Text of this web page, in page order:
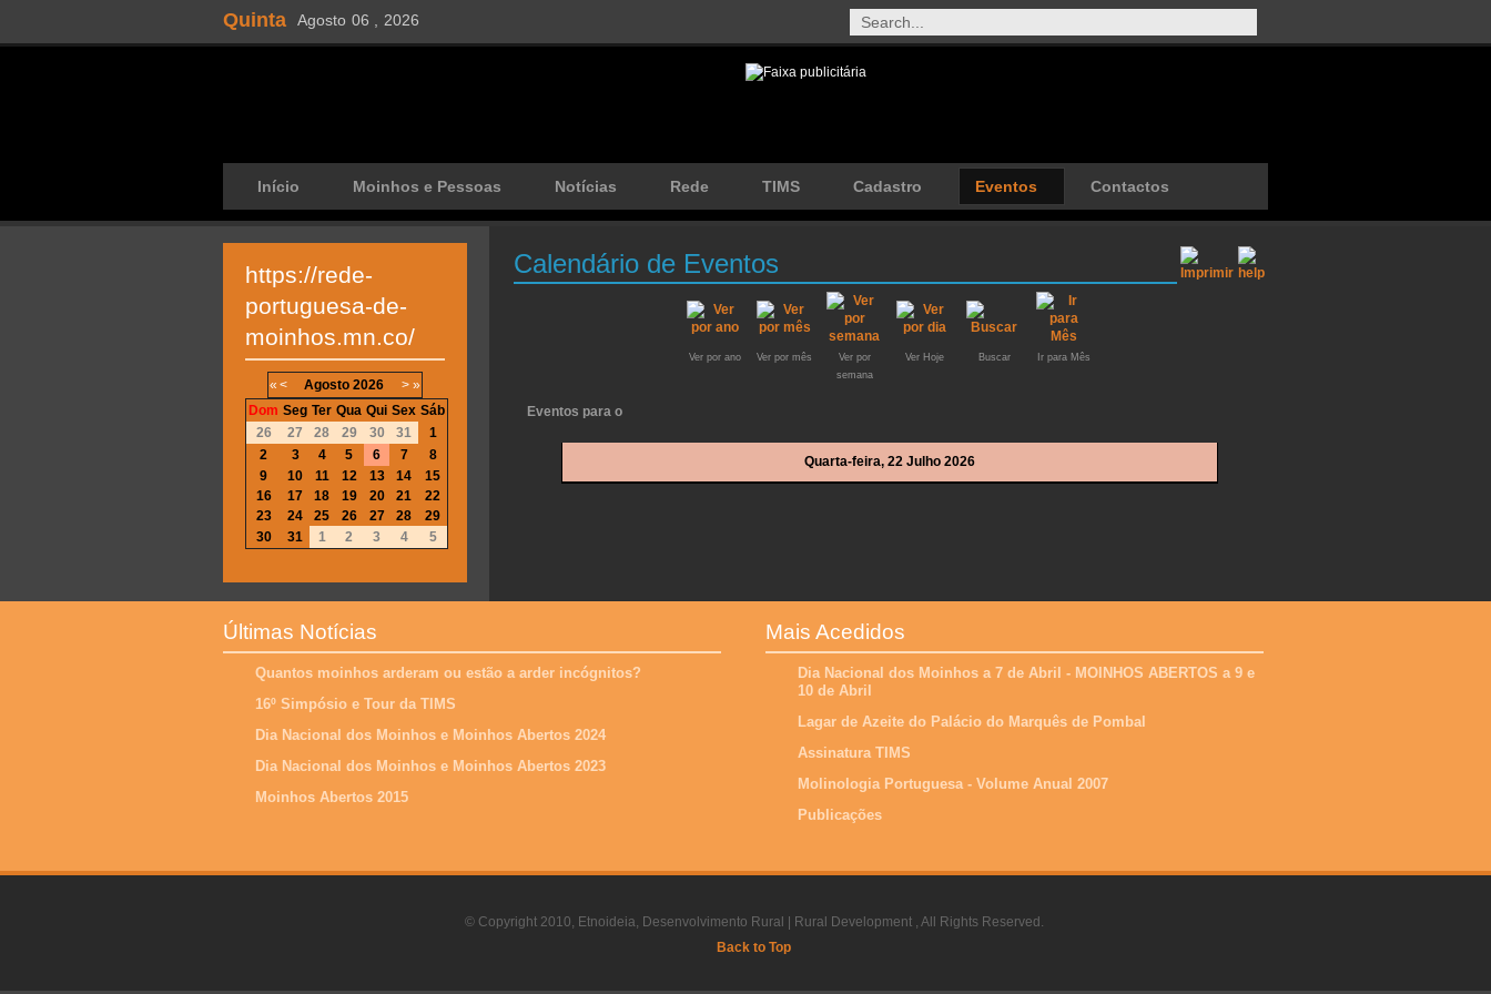
Quinta Agosto 06 , 2026
Início Moinhos e Pessoas Notícias Rede TIMS Cadastro Eventos Contactos
Calendário de Eventos
Ver por ano Ver por mês
Ver por
semana
Ver Hoje Buscar Ir para Mês
Eventos para o
Quarta-feira, 22 Julho 2026
https://rede-
portuguesa-de-
moinhos.mn.co/
« < Agosto 2026 > »
Dom Seg Ter Qua Qui Sex Sáb
26
27 28 29 30 31
1
2
3 4 5 6 7
8
9
10 11 12 13 14
15
16
17 18 19 20 21
22
23
24 25 26 27 28
29
30
31 1 2 3 4 5
Últimas Notícias
Quantos moinhos arderam ou estão a arder incógnitos?
16º Simpósio e Tour da TIMS
Dia Nacional dos Moinhos e Moinhos Abertos 2024
Dia Nacional dos Moinhos e Moinhos Abertos 2023
Moinhos Abertos 2015
Mais Acedidos
Dia Nacional dos Moinhos a 7 de Abril - MOINHOS ABERTOS a 9 e
10 de Abril
Lagar de Azeite do Palácio do Marquês de Pombal
Assinatura TIMS
Molinologia Portuguesa - Volume Anual 2007
Publicações
© Copyright 2010, Etnoideia, Desenvolvimento Rural | Rural Development , All Rights Reserved.
Back to Top